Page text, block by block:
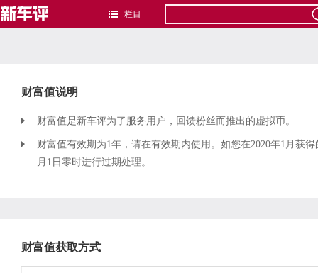
栏目
财富值说明
财富值是新车评为了服务用户，回馈粉丝而推出的虚拟币。
财富值有效期为1年，请在有效期内使用。如您在2020年1月获
月1日零时进行过期处理。
财富值获取方式